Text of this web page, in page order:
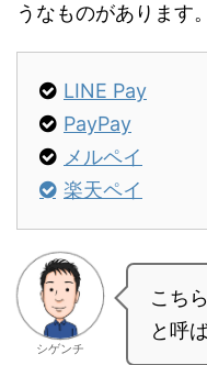
うなものがあります。
LINE Pay
PayPay
メルペイ
楽天ペイ
シゲンチ
こち
と呼